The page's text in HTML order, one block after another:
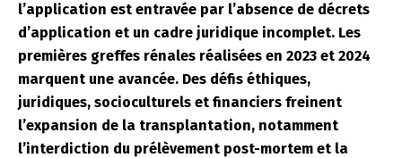
l’application est entravée par l’absence de décrets
d’application et un cadre juridique incomplet. Les
premières greffes rénales réalisées en 2023 et 2024
marquent une avancée. Des défis éthiques,
juridiques, socioculturels et financiers freinent
l’expansion de la transplantation, notamment
l’interdiction du prélèvement post-mortem et la